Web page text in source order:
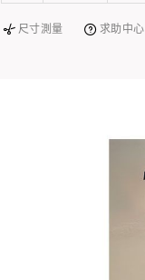
尺寸測量 求助中心